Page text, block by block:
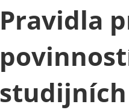
Pravidla